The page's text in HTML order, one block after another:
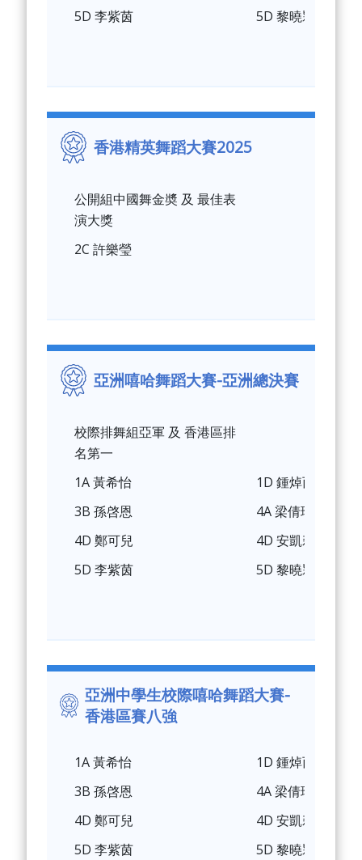
5D 李紫茵 5D 黎曉㯋
香港精英舞蹈大賽2025
公開組中國舞金奬 及 最佳表
演大獎
2C 許樂瑩
亞洲嘻哈舞蹈大賽-亞洲總決賽
校際排舞組亞軍 及 香港區排
名第一
1A 黃希怡
1D 鍾焯而
3B 孫啓恩
4A 梁倩瑜
4D 鄭可兒
4D 安凱莉
5D 李紫茵
5D 黎曉㯋
亞洲中學生校際嘻哈舞蹈大賽-
香港區賽八強
1A 黃希怡
1D 鍾焯而
3B 孫啓恩
4A 梁倩瑜
4D 鄭可兒
4D 安凱莉
5D 李紫茵
5D 黎曉㯋